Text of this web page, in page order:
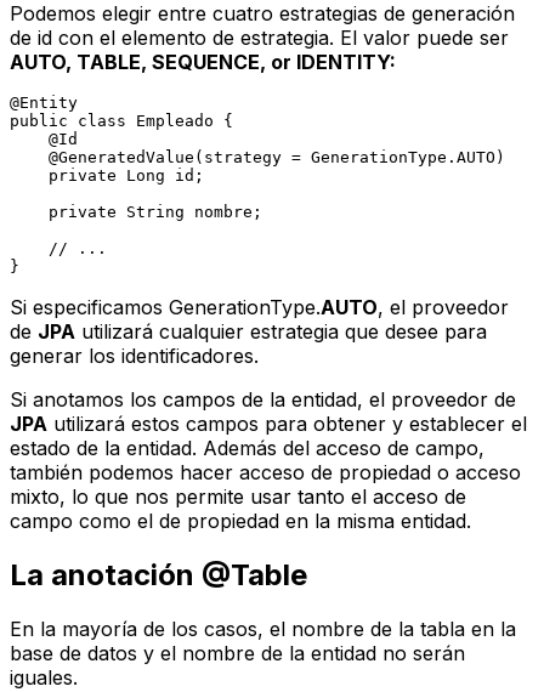
Podemos elegir entre cuatro estrategias de generación
de id con el elemento de estrategia. El valor puede ser
AUTO, TABLE, SEQUENCE, or IDENTITY:
@Entity
public
class Empleado {
@Id
@GeneratedValue(strategy = GenerationType.AUTO)
private Long id;
private String nombre;
// ...
Si especificamos GenerationType.AUTO, el proveedor
de JPA utilizará cualquier estrategia que desee para
generar los identificadores.
Si anotamos los campos de la entidad, el proveedor de
JPA utilizará estos campos para obtener y establecer el
estado de la entidad. Además del acceso de campo,
también podemos hacer acceso de propiedad o acceso
mixto, lo que nos permite usar tanto el acceso de
campo como el de propiedad en la misma entidad.
La anotación @Table
En la mayoría de los casos, el nombre de la tabla en la
base de datos y el nombre de la entidad no serán
iguales.